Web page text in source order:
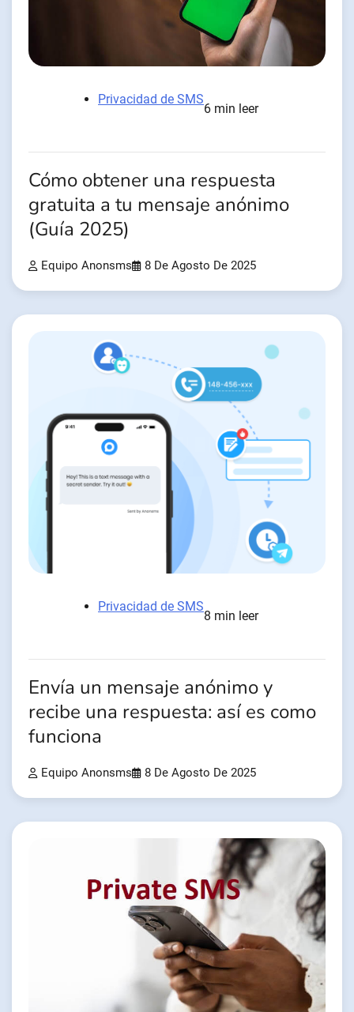
Privacidad de SMS
6 min leer
Cómo obtener una respuesta
gratuita a tu mensaje anónimo
(Guía 2025)
Equipo Anonsms 8 De Agosto De 2025
Privacidad de SMS
8 min leer
Envía un mensaje anónimo y
recibe una respuesta: así es como
funciona
Equipo Anonsms 8 De Agosto De 2025